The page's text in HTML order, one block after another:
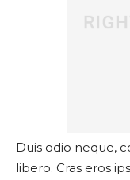
Duis odio neque,
libero. Cras eros